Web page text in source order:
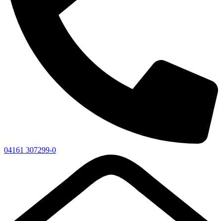
04161 307299-0